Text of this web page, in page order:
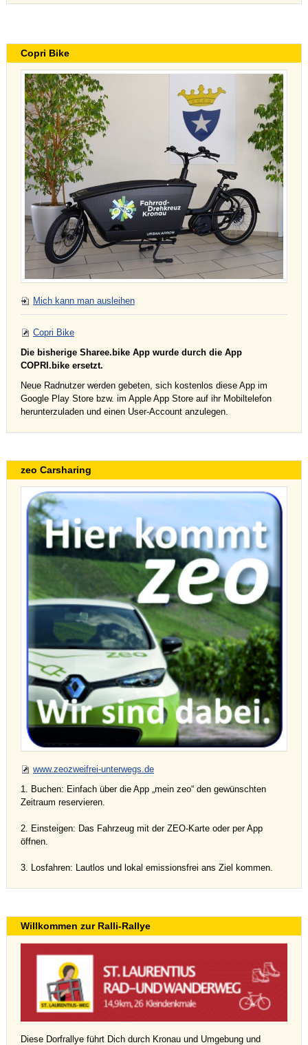
Copri Bike
Mich kann man ausleihen
Copri Bike
Die bisherige Sharee.bike App wurde durch die App
COPRI.bike ersetzt.
Neue Radnutzer werden gebeten, sich kostenlos diese App im
Google Play Store bzw. im Apple App Store auf ihr Mobiltelefon
herunterzuladen und einen User-Account anzulegen.
zeo Carsharing
www.zeozweifrei-unterwegs.de
1. Buchen: Einfach über die App „mein zeo“ den gewünschten
Zeitraum reservieren.
2. Einsteigen: Das Fahrzeug mit der ZEO-Karte oder per App
öffnen.
3. Losfahren: Lautlos und lokal emissionsfrei ans Ziel kommen.
Willkommen zur Ralli-Rallye
Diese Dorfrallye führt Dich durch Kronau und Umgebung und